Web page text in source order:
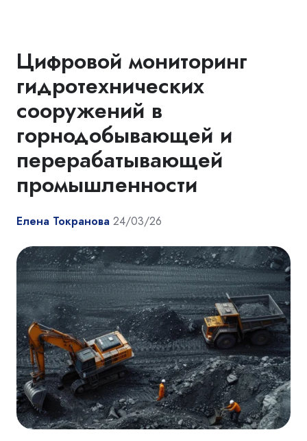
Цифровой мониторинг
гидротехнических
сооружений в
горнодобывающей и
перерабатывающей
промышленности
Елена Токранова 24/03/26